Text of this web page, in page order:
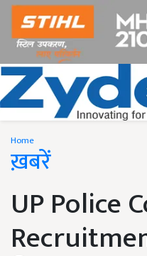
Home
ख़बरें
UP Police